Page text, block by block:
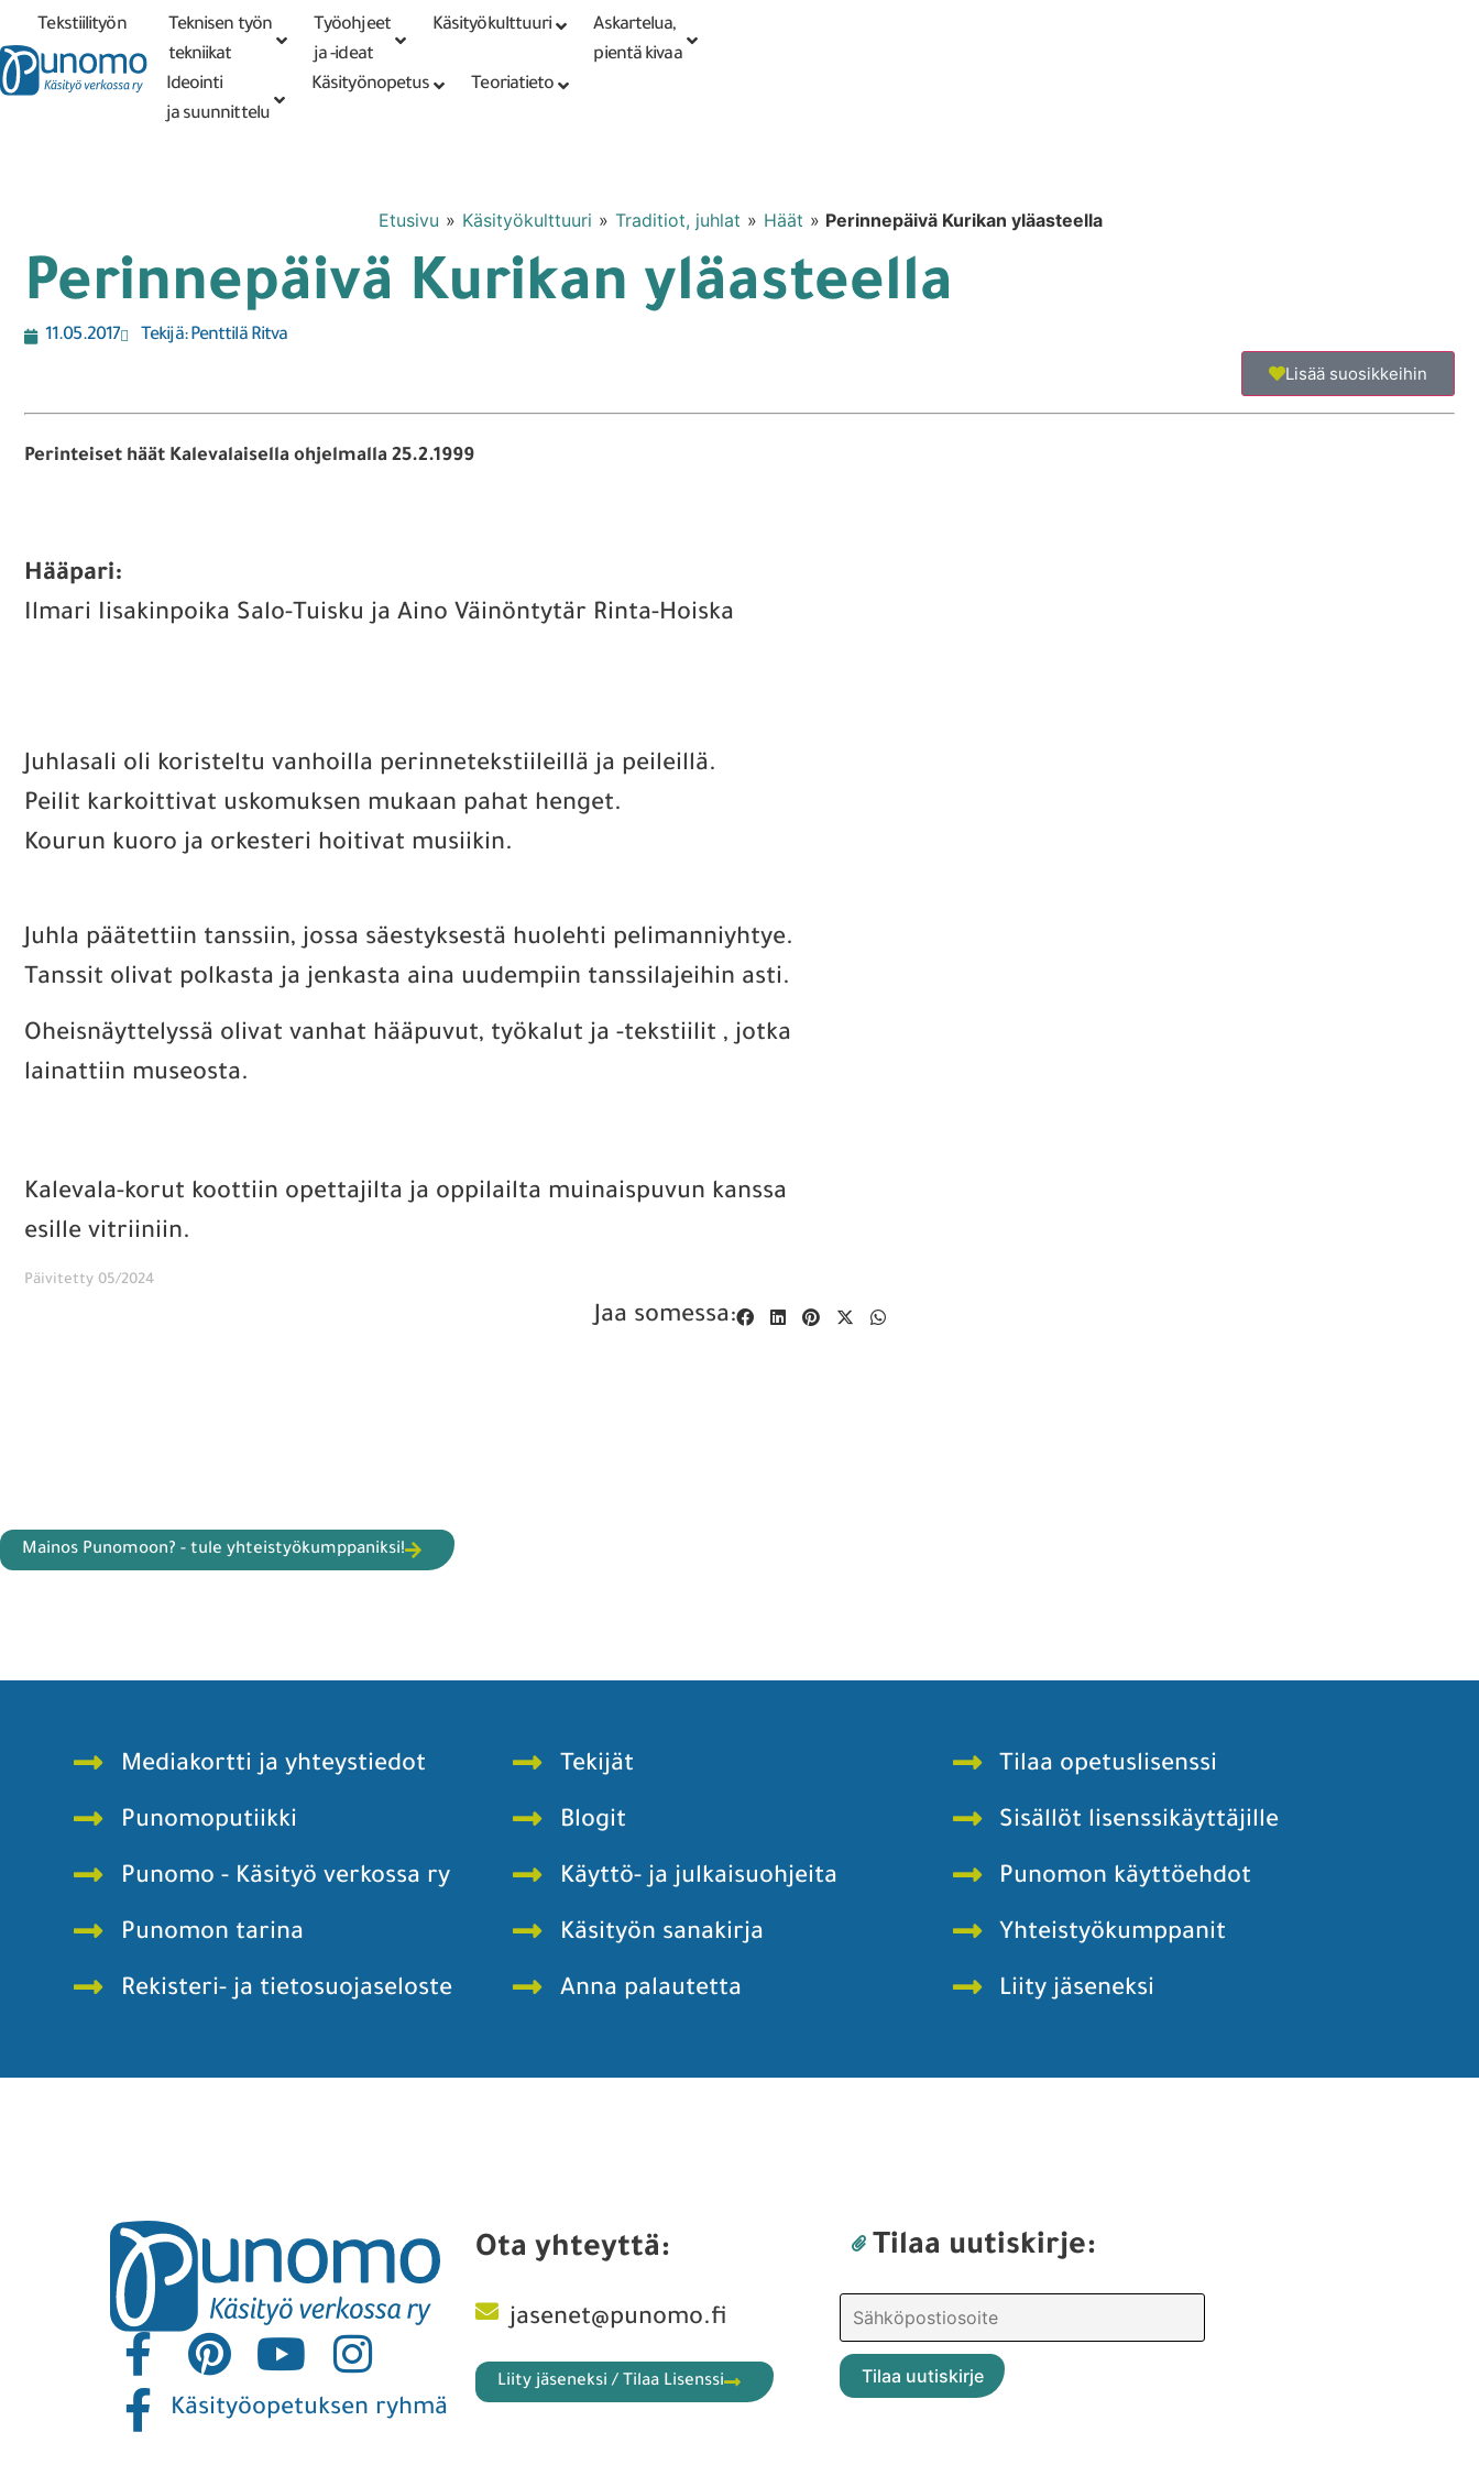
Tarkennettu PunomoputiikkiKirjaudu tai
rekisteröidy
Tekstiilityön
tekniikat
Teknisen työn
tekniikat
Työohjeet
ja -ideat
Käsityökulttuuri
Askartelua,
pientä kivaa
Ideointi
ja suunnittelu
Käsityönopetus Teoriatieto
Etusivu » Käsityökulttuuri » Traditiot, juhlat » Häät » Perinnepäivä Kurikan yläasteella
Perinnepäivä Kurikan yläasteella
11.05.2017 Tekijä:Penttilä Ritva
Lisää suosikkeihin
Perinteiset häät Kalevalaisella ohjelmalla 25.2.1999
Hääpari:
Ilmari Iisakinpoika Salo-Tuisku ja Aino Väinöntytär Rinta-Hoiska
Juhlasali oli koristeltu vanhoilla perinnetekstiileillä ja peileillä.
Peilit karkoittivat uskomuksen mukaan pahat henget.
Kourun kuoro ja orkesteri hoitivat musiikin.
Juhla päätettiin tanssiin, jossa säestyksestä huolehti pelimanniyhtye.
Tanssit olivat polkasta ja jenkasta aina uudempiin tanssilajeihin asti.
Oheisnäyttelyssä olivat vanhat hääpuvut, työkalut ja -tekstiilit , jotka
lainattiin museosta.
Kalevala-korut koottiin opettajilta ja oppilailta muinaispuvun kanssa
esille vitriiniin.
Päivitetty 05/2024
Jaa somessa:
Mainos Punomoon? - tule yhteistyökumppaniksi!
Mediakortti ja yhteystiedot
Punomoputiikki
Punomo - Käsityö verkossa ry
Punomon tarina
Rekisteri- ja tietosuojaseloste
Tekijät
Blogit
Käyttö- ja julkaisuohjeita
Käsityön sanakirja
Anna palautetta
Tilaa opetuslisenssi
Sisällöt lisenssikäyttäjille
Punomon käyttöehdot
Yhteistyökumppanit
Liity jäseneksi
Käsityöopetuksen ryhmä
Ota yhteyttä:
jasenet@punomo.fi
Liity jäseneksi / Tilaa Lisenssi
Tilaa uutiskirje: